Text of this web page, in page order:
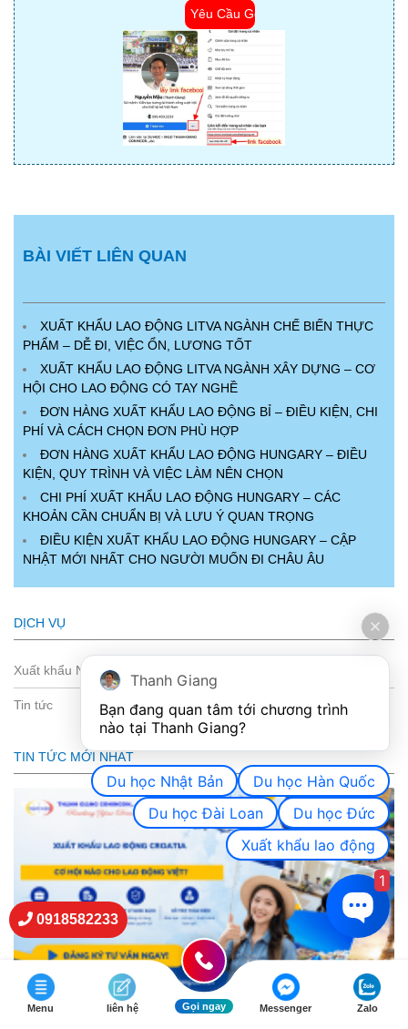
BÀI VIẾT LIÊN QUAN
XUẤT KHẨU LAO ĐỘNG LITVA NGÀNH CHẾ BIẾN THỰC
PHẨM – DỄ ĐI, VIỆC ỔN, LƯƠNG TỐT
XUẤT KHẨU LAO ĐỘNG LITVA NGÀNH XÂY DỰNG – CƠ
HỘI CHO LAO ĐỘNG CÓ TAY NGHỀ
ĐƠN HÀNG XUẤT KHẨU LAO ĐỘNG BỈ – ĐIỀU KIỆN, CHI
PHÍ VÀ CÁCH CHỌN ĐƠN PHÙ HỢP
ĐƠN HÀNG XUẤT KHẨU LAO ĐỘNG HUNGARY – ĐIỀU
KIỆN, QUY TRÌNH VÀ VIỆC LÀM NÊN CHỌN
CHI PHÍ XUẤT KHẨU LAO ĐỘNG HUNGARY – CÁC
KHOẢN CẦN CHUẨN BỊ VÀ LƯU Ý QUAN TRỌNG
ĐIỀU KIỆN XUẤT KHẨU LAO ĐỘNG HUNGARY – CẬP
NHẬT MỚI NHẤT CHO NGƯỜI MUỐN ĐI CHÂU ÂU
DỊCH VỤ
Xuất khẩu Nhật Bản
Tin tức
TIN TỨC MỚI NHẤT
0918582233
Menu liên hệ Gọi ngay Messenger Zalo
Thanh Giang
Bạn đang quan tâm tới chương trình
nào tại Thanh Giang?
Du học Nhật Bản
Du học Hàn Quốc
Du học Đài Loan
Du học Đức
Xuất khẩu lao động
1